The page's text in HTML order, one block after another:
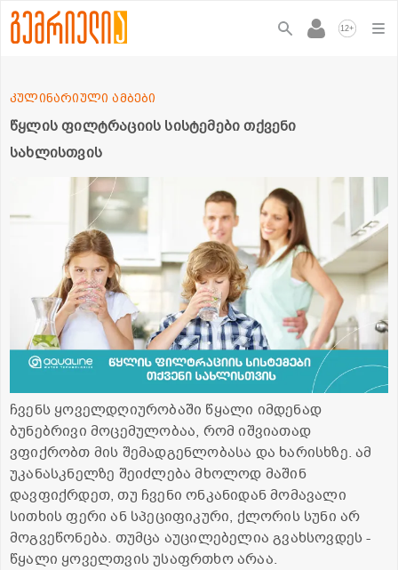
12+
წყლის ფილტრაციის სისტემები თქვენი
სახლისთვის
კულინარიული ამბები
ჩვენს ყოველდღიურობაში წყალი იმდენად
ბუნებრივი მოცემულობაა, რომ იშვიათად
ვფიქრობთ მის შემადგენლობასა და ხარისხზე. ამ
უკანასკნელზე შეიძლება მხოლოდ მაშინ
დავფიქრდეთ, თუ ჩვენი ონკანიდან მომავალი
სითხის ფერი ან სპეციფიკური, ქლორის სუნი არ
მოგვეწონება. თუმცა აუცილებელია გვახსოვდეს -
წყალი ყოველთვის უსაფრთხო არაა.